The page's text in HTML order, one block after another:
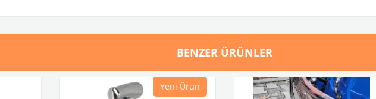
BENZER ÜRÜNLER
Yeni Ürün